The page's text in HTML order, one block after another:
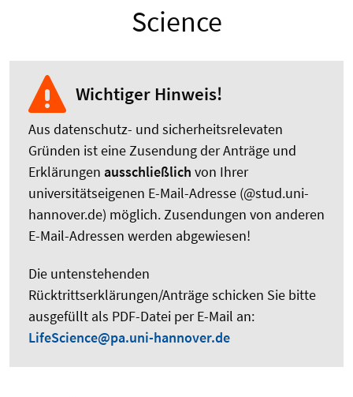
Science
Wichtiger Hinweis!
Aus datenschutz- und sicherheitsrelevaten
Gründen ist eine Zusendung der Anträge und
Erklärungen ausschließlich von Ihrer
universitätseigenen E-Mail-Adresse (@stud.uni-
hannover.de) möglich. Zusendungen von anderen
E-Mail-Adressen werden abgewiesen!
Die untenstehenden
Rücktrittserklärungen/Anträge schicken Sie bitte
ausgefüllt als PDF-Datei per E-Mail an:
LifeScience@pa.uni-hannover.de